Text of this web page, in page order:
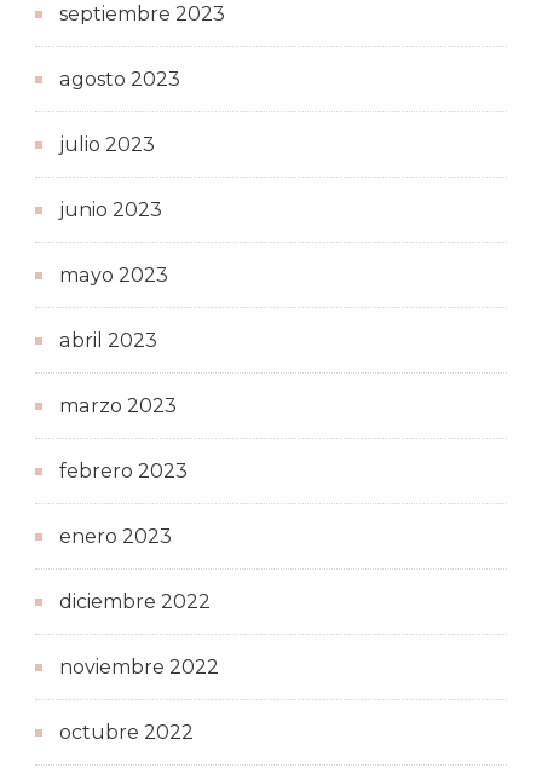
septiembre 2023
agosto 2023
julio 2023
junio 2023
mayo 2023
abril 2023
marzo 2023
febrero 2023
enero 2023
diciembre 2022
noviembre 2022
octubre 2022